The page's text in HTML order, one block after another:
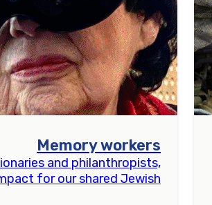
Memory workers
and philanthropists,
for our shared Jewish